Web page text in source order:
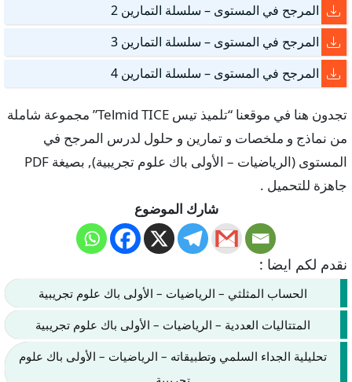
المرجح في المستوى – سلسلة التمارين 2
المرجح في المستوى – سلسلة التمارين 3
المرجح في المستوى – سلسلة التمارين 4
تجدون هنا في موقعنا “تلميذ تيس Telmid TICE” مجموعة شاملة
من نماذج و ملخصات و تمارين و حلول لدرس المرجح في
المستوى (الرياضيات – الأولى باك علوم تجريبية), بصيغة PDF
جاهزة للتحميل .
شارك الموضوع
نقدم لكم ايضا :
الحساب المثلثي – الرياضيات – الأولى باك علوم تجريبية
المتتاليات العددية – الرياضيات – الأولى باك علوم تجريبية
تحليلية الجداء السلمي وتطبيقاته – الرياضيات – الأولى باك علوم